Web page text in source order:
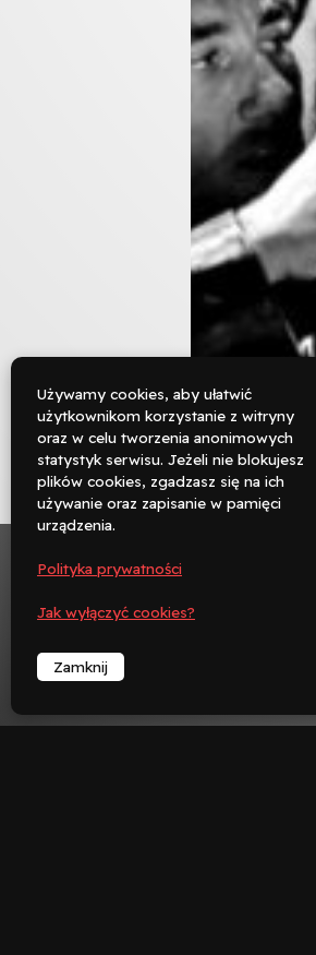

Rezerwuj

︁
︁
Używamy cookies, aby ułatwić
użytkownikom korzystanie z witryny
oraz w celu tworzenia anonimowych
statystyk serwisu. Jeżeli nie blokujesz
plików cookies, zgadzasz się na ich
używanie oraz zapisanie w pamięci
urządzenia.
Polityka prywatności
Jak wyłączyć cookies?
Zamknij